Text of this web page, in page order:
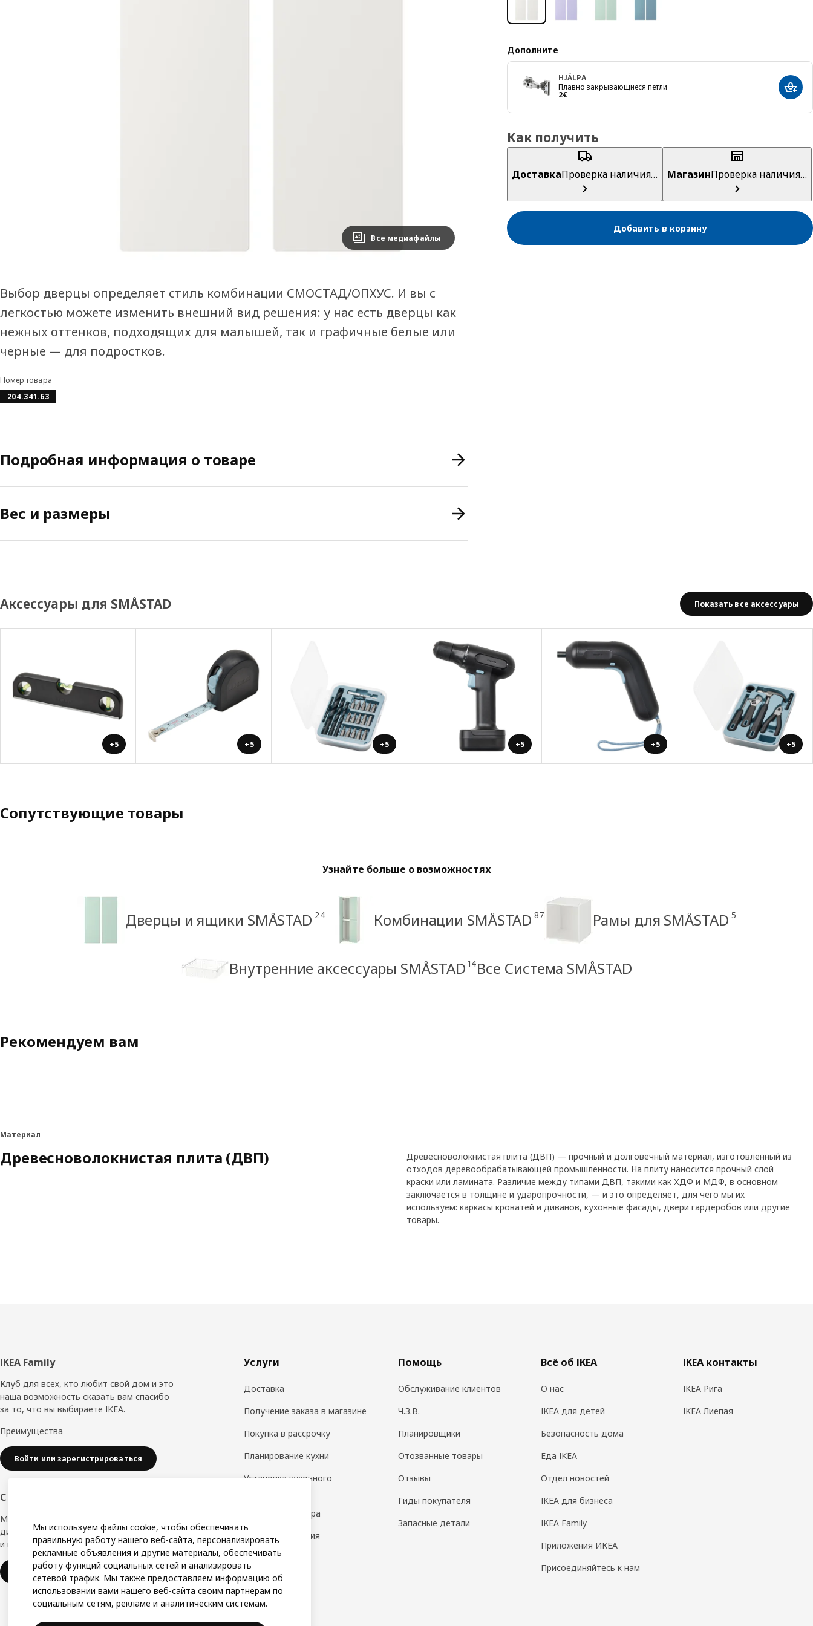
Все медиафайлы
Дополните
HJÄLPA
Плавно закрывающиеся петли
2€
Цена 2€
Как получить
ДоставкаПроверка наличия… МагазинПроверка наличия…
Добавить в корзину
Выбор дверцы определяет стиль комбинации СМОСТАД/ОПХУС. И вы с
легкостью можете изменить внешний вид решения: у нас есть дверцы как
нежных оттенков, подходящих для малышей, так и графичные белые или
черные — для подростков.
Номер товара
204.341.63
Подробная информация о товаре
Вес и размеры
Аксессуары для SMÅSTAD Показать все аксессуары
+5 +5 +5 +5 +5 +5
Сопутствующие товары
Узнайте больше о возможностях
Дверцы и ящики SMÅSTAD 24 Комбинации SMÅSTAD 87 Рамы для SMÅSTAD 5
Внутренние аксессуары SMÅSTAD 14Все Система SMÅSTAD
Рекомендуем вам
Материал
Древесноволокнистая плита (ДВП)
Древесноволокнистая плита (ДВП) — прочный и долговечный материал, изготовленный из
отходов деревообрабатывающей промышленности. На плиту наносится прочный слой
краски или ламината. Различие между типами ДВП, такими как ХДФ и МДФ, в основном
заключается в толщине и ударопрочности, — и это определяет, для чего мы их
используем: каркасы кроватей и диванов, кухонные фасады, двери гардеробов или другие
товары.
Нижний
колонтитул
IKEA Family
Клуб для всех, кто любит свой дом и это
наша возможность сказать вам спасибо
за то, что вы выбираете IKEA.
Преимущества
Войти или зарегистрироваться
С заботой о вашем бизнесе
Мы в IKEA, предлагаем безупречный
дизайн, вариации стилей, отличные цены
и надёжное качество.
IKEA для бизнеса
Услуги
Доставка
Получение заказа в магазине
Покупка в рассрочку
Планирование кухни
Установка кухонного
Дизайн интерьера
Замер помещения
Сборка
Помощь
Обслуживание клиентов
Ч.З.В.
Планировщики
Отозванные товары
Отзывы
Гиды покупателя
Запасные детали
Всё об IKEA
О нас
IKEA для детей
Безопасность дома
Еда IKEA
Отдел новостей
IKEA для бизнеса
IKEA Family
Приложения ИКЕА
Присоединяйтесь к нам
IKEA контакты
IKEA Рига
IKEA Лиепая
Мы используем файлы cookie, чтобы обеспечивать
правильную работу нашего веб-сайта, персонализировать
рекламные объявления и другие материалы, обеспечивать
работу функций социальных сетей и анализировать
сетевой трафик. Мы также предоставляем информацию об
использовании вами нашего веб-сайта своим партнерам по
социальным сетям, рекламе и аналитическим системам.